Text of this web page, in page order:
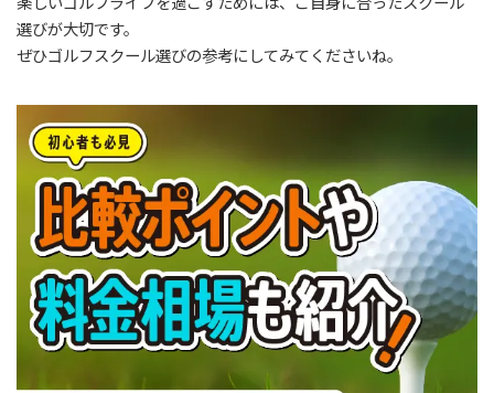
選びが大切です。
ぜひゴルフスクール選びの参考にしてみてくださいね。